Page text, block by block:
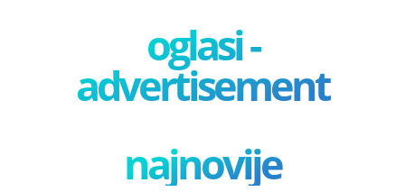
oglasi -
advertisement
najnovije